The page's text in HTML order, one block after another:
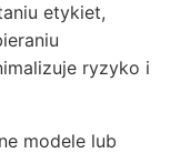
etykiet,
ryzyko i
modele lub